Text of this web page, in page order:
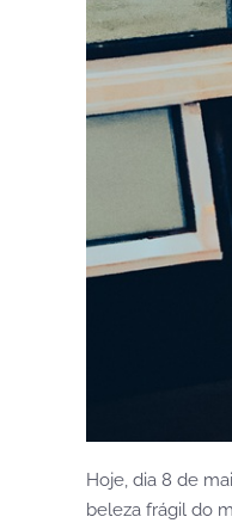
Hoje, dia 8 de
beleza frágil do